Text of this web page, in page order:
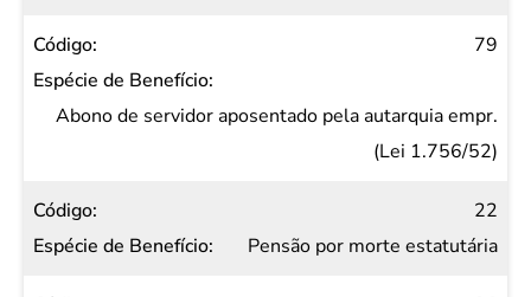
79
Abono de servidor aposentado pela autarquia empr.
(Lei 1.756/52)
22
Pensão por morte estatutária